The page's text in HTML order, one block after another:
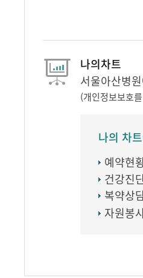
나의차트
서울아산병
(개인정보보호
나의 차
예약현
건강진
복약상
자원봉